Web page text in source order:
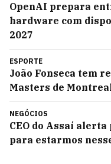
OpenAI prepara
hardware com
2027
ESPORTE
João Fonseca tem
Masters de
NEGÓCIOS
CEO do Assaí alerta
para estarmos